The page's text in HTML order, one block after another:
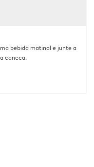
bebida matinal e junte a
caneca.